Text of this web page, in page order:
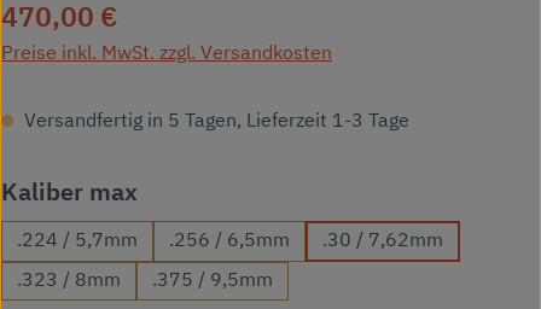
Regulärer Preis:
470,00 €
Preise inkl. MwSt. zzgl. Versandkosten
Versandfertig in 5 Tagen, Lieferzeit 1-3 Tage
Kaliber max
.224 / 5,7mm .256 / 6,5mm .30 / 7,62mm
.323 / 8mm .375 / 9,5mm